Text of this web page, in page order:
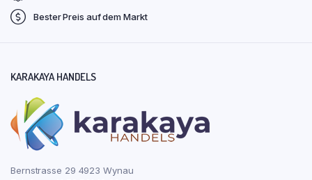
Bester Preis auf dem Markt
KARAKAYA HANDELS
Bernstrasse 29 4923 Wynau